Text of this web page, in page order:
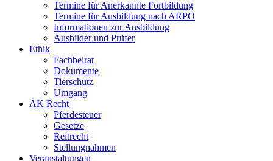
Termine für Anerkannte Fortbildung
Termine für Ausbildung nach ARPO
Informationen zur Ausbildung
Ausbilder und Prüfer
Ethik
Fachbeirat
Dokumente
Tierschutz
Umgang
AK Recht
Pferdesteuer
Gesetze
Reitrecht
Stellungnahmen
Veranstaltungen